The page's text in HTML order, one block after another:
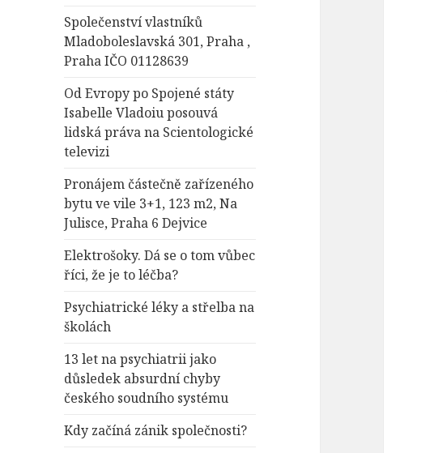
Společenství vlastníků
Mladoboleslavská 301, Praha ,
Praha IČO 01128639
Od Evropy po Spojené státy
Isabelle Vladoiu posouvá
lidská práva na Scientologické
televizi
Pronájem částečně zařízeného
bytu ve vile 3+1, 123 m2, Na
Julisce, Praha 6 Dejvice
Elektrošoky. Dá se o tom vůbec
říci, že je to léčba?
Psychiatrické léky a střelba na
školách
13 let na psychiatrii jako
důsledek absurdní chyby
českého soudního systému
Kdy začíná zánik společnosti?